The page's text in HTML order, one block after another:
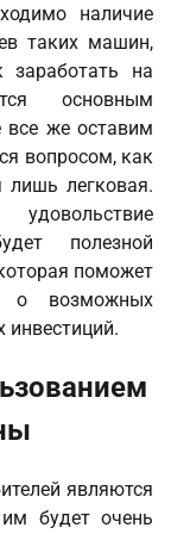
наличие
таких машин,
заработать на
основным
все же оставим
вопросом, как
лишь легковая.
полезной
поможет
о возможных
инвестиций.
являются
будет очень